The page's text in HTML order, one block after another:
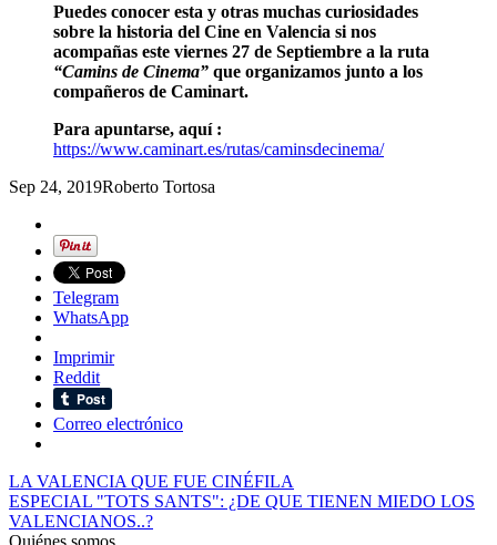
Puedes conocer esta y otras muchas curiosidades
sobre la historia del Cine en Valencia si nos
acompañas este viernes 27 de Septiembre a la ruta
“Camins de Cinema” que organizamos junto a los
compañeros de Caminart.
Para apuntarse, aquí :
https://www.caminart.es/rutas/caminsdecinema/
Sep 24, 2019Roberto Tortosa
Telegram
WhatsApp
Imprimir
Reddit
Correo electrónico
LA VALENCIA QUE FUE CINÉFILA
ESPECIAL "TOTS SANTS": ¿DE QUE TIENEN MIEDO LOS
VALENCIANOS..?
Quiénes somos